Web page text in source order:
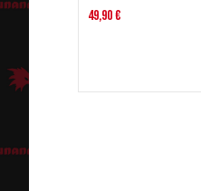
49,90 €